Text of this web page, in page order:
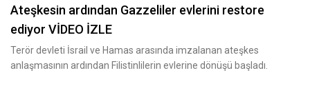
Ateşkesin ardından Gazzeliler evlerini restore
ediyor VİDEO İZLE
Terör devleti İsrail ve Hamas arasında imzalanan ateşkes
anlaşmasının ardından Filistinlilerin evlerine dönüşü başladı.